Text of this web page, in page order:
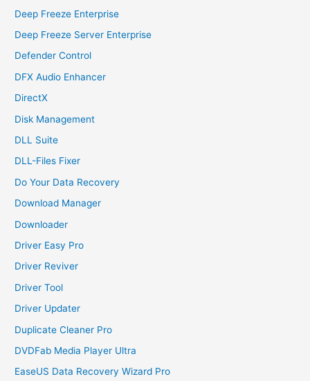
Deep Freeze Enterprise
Deep Freeze Server Enterprise
Defender Control
DFX Audio Enhancer
DirectX
Disk Management
DLL Suite
DLL-Files Fixer
Do Your Data Recovery
Download Manager
Downloader
Driver Easy Pro
Driver Reviver
Driver Tool
Driver Updater
Duplicate Cleaner Pro
DVDFab Media Player Ultra
EaseUS Data Recovery Wizard Pro